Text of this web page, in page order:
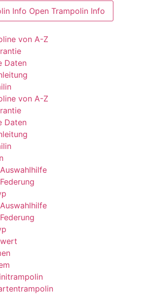
Info Open Trampolin Info
von A-Z
Daten
von A-Z
Daten